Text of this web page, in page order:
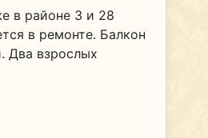
в районе 3 и 28
в ремонте. Балкон
Два взрослых